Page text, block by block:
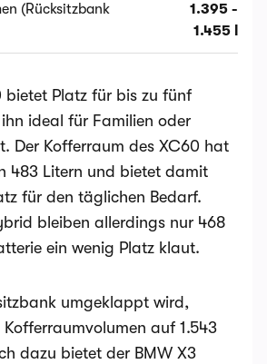
(Rücksitzbank
1.395 -
1.455 l
bietet Platz für bis zu fünf
ideal für Familien oder
Der Kofferraum des XC60 hat
483 Litern und bietet damit
für den täglichen Bedarf.
bleiben allerdings nur 468
ein wenig Platz klaut.
umgeklappt wird,
auf 1.543
dazu bietet der BMW X3